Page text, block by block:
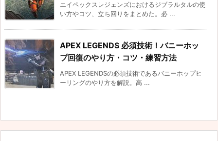
エイペックスレジェンズにおけるジブラルタルの使
い方やコツ、立ち回りをまとめた。必 ...
APEX LEGENDS 必須技術！バニーホッ
プ回復のやり方・コツ・練習方法
APEX LEGENDSの必須技術であるバニーホップヒ
ーリングのやり方を解説。高 ...